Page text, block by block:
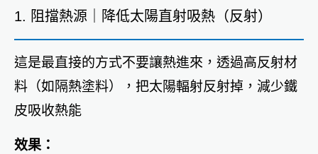
1. 阻擋熱源｜降低太陽直射吸熱（反射）
這是最直接的方式不要讓熱進來，透過高反射材
料（如隔熱塗料），把太陽輻射反射掉，減少鐵
皮吸收熱能
效果：